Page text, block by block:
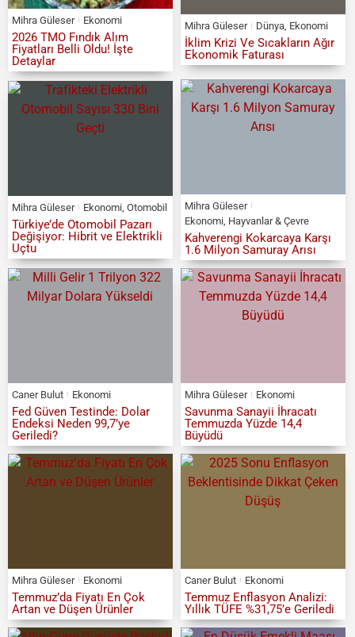
Mihra Güleser Ekonomi
2026 TMO Fındık Alım
Fiyatları Belli Oldu! İşte
Detaylar
Mihra Güleser Dünya, Ekonomi
İklim Krizi Ve Sıcakların Ağır
Ekonomik Faturası
Mihra Güleser Ekonomi Otomobil
Türkiye’de Otomobil Pazarı
Değişiyor: Hibrit ve Elektrikli
Uçtu
Mihra Güleser
Ekonomi, Hayvanlar & Çevre
Kahverengi Kokarcaya Karşı
1.6 Milyon Samuray Arısı
Caner Bulut Ekonomi
Fed Güven Testinde: Dolar
Endeksi Neden 99,7’ye
Geriledi?
Mihra Güleser Ekonomi
Savunma Sanayii İhracatı
Temmuzda Yüzde 14,4
Büyüdü
Mihra Güleser Ekonomi
Temmuz’da Fiyatı En Çok
Artan ve Düşen Ürünler
Caner Bulut Ekonomi
Temmuz Enflasyon Analizi:
Yıllık TÜFE %31,75’e Geriledi